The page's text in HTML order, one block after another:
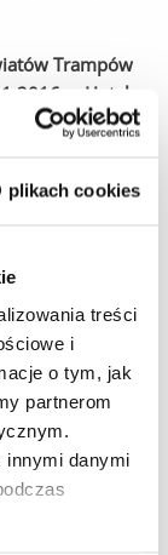
plikach cookies
treści
i
o tym, jak
partnerom
innymi danymi
Trampów
w Hotelu
jedynie 10 zł za